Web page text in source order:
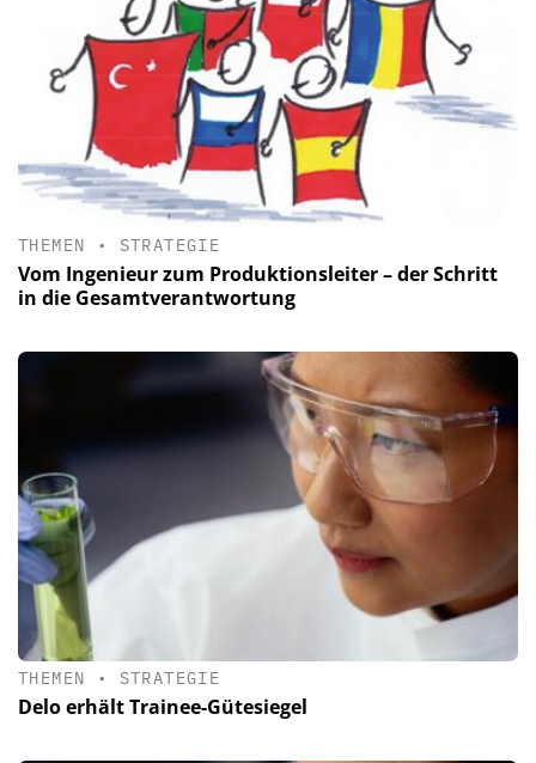
THEMEN • STRATEGIE
Vom Ingenieur zum Produktionsleiter – der Schritt
in die Gesamtverantwortung
THEMEN • STRATEGIE
Delo erhält Trainee-Gütesiegel